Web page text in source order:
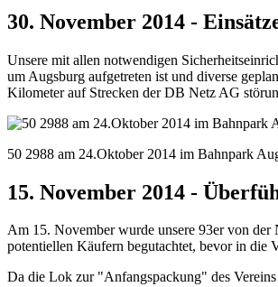
30. November 2014 -
Unsere mit allen notwendigen
um Augsburg aufgetreten ist und diverse
Kilometer auf Strecken der DB Netz AG
50 2988 am 24.Oktober 2014 im Bahnpark
15. November 2014 -
Am 15. November wurde unsere 93er von
potentiellen Käufern begutachtet, bevor in die
Da die Lok zur "Anfangspackung" des